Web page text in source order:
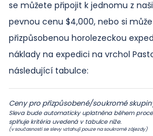
se můžete připojit k jednomu z
pevnou cenu $4,000, nebo si
přizpůsobenou horolezeckou
náklady na expedici na vrchol
následující tabulce:
Ceny pro přizpůsobené/soukromé
Sleva bude automaticky uplatněna během
splňuje kritéria uvedená v tabulce níže.
(v současnosti se slevy vztahují pouze na soukromé zájezdy)